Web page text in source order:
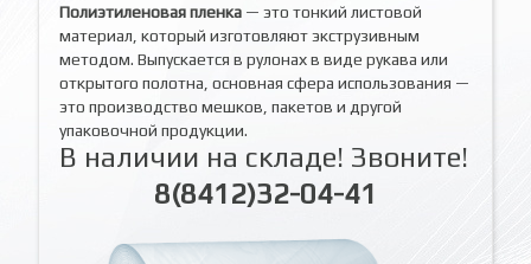
Полиэтиленовая пленка — это тонкий листовой
материал, который изготовляют экструзивным
методом. Выпускается в рулонах в виде рукава или
открытого полотна, основная сфера использования —
это производство мешков, пакетов и другой
упаковочной продукции.
В наличии на складе! Звоните!
8(8412)32-04-41